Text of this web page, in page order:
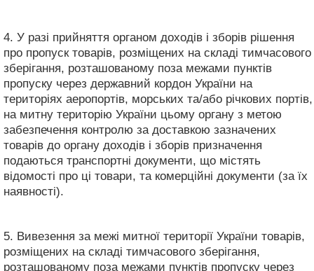
4. У разі прийняття органом доходів і зборів рішення
про пропуск товарів, розміщених на складі тимчасового
зберігання, розташованому поза межами пунктів
пропуску через державний кордон України на
територіях аеропортів, морських та/або річкових портів,
на митну територію України цьому органу з метою
забезпечення контролю за доставкою зазначених
товарів до органу доходів і зборів призначення
подаються транспортні документи, що містять
відомості про ці товари, та комерційні документи (за їх
наявності).
5. Вивезення за межі митної території України товарів,
розміщених на складі тимчасового зберігання,
розташованому поза межами пунктів пропуску через